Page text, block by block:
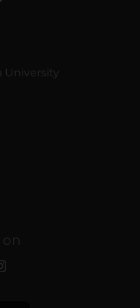
University